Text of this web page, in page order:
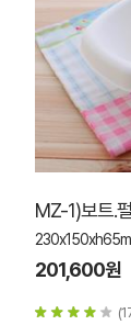
MZ-1)보트.
201,600원